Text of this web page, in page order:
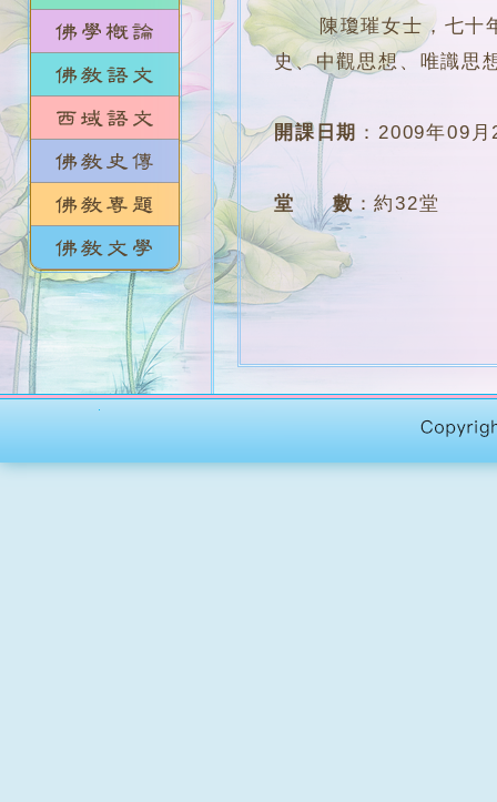
陳瓊璀女士，七十年
史、中觀思想、唯識思
開課日期 ：2009年09月
堂 數 ：約32堂